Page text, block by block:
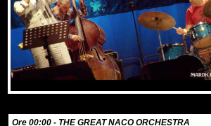
Ore 00:00 - THE GREAT NACO ORCHESTRA